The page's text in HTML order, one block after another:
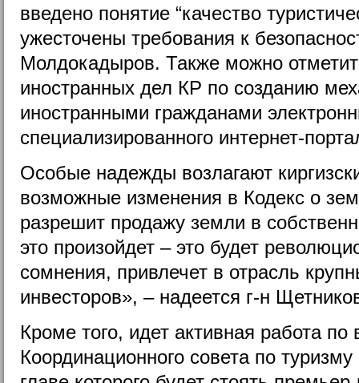
введено понятие “качество
ужесточены требования к
Молдокадыров. Также можно
иностранных дел КР по созданию
иностранными гражданами
специализированного интернет-
Особые надежды возлагают
возможные изменения в Кодекс о
разрешит продажу земли в
это произойдет – это будет
сомнения, привлечет в отрасль
инвесторов», – надеется г-н
Кроме того, идет активная работа
Координационного совета по